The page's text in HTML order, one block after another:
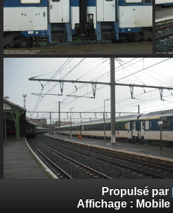
Propulsé par
Affichage : Mobile